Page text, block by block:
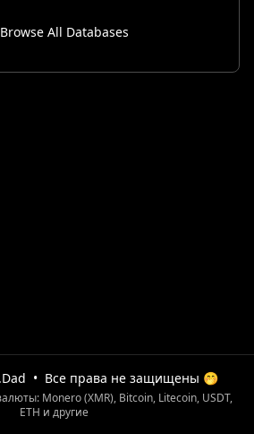
Browse All Databases
• Все права не защищены 🤭
Monero (XMR), Bitcoin, Litecoin, USDT,
ETH и другие